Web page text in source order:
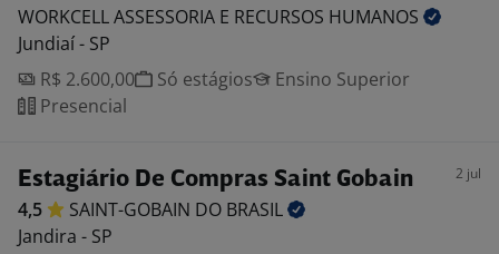
WORKCELL ASSESSORIA E RECURSOS HUMANOS
Jundiaí - SP
R$ 2.600,00
Só estágios
Ensino Superior
Presencial
Estagiário De Compras Saint Gobain 2 jul
4,5 SAINT-GOBAIN DO BRASIL
Jandira - SP